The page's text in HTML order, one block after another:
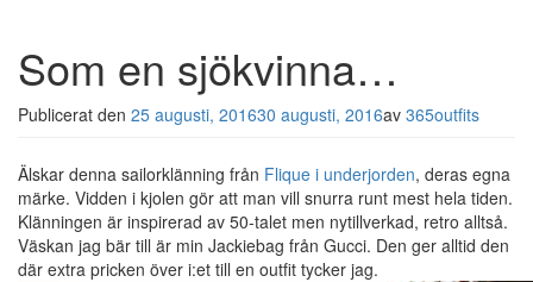
Som en sjökvinna…
Publicerat den 25 augusti, 201630 augusti, 2016av 365outfits
Älskar denna sailorklänning från Flique i underjorden, deras egna
märke. Vidden i kjolen gör att man vill snurra runt mest hela tiden.
Klänningen är inspirerad av 50-talet men nytillverkad, retro alltså.
Väskan jag bär till är min Jackiebag från Gucci. Den ger alltid den
där extra pricken över i:et till en outfit tycker jag.